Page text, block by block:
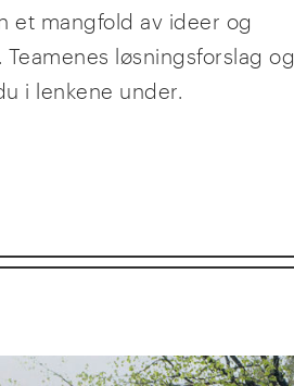
et mangfold av ideer og
løsningsforslag og
i lenkene under.